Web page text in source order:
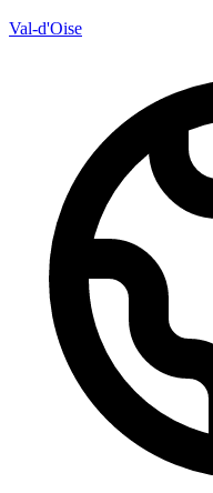
Val-d'Oise